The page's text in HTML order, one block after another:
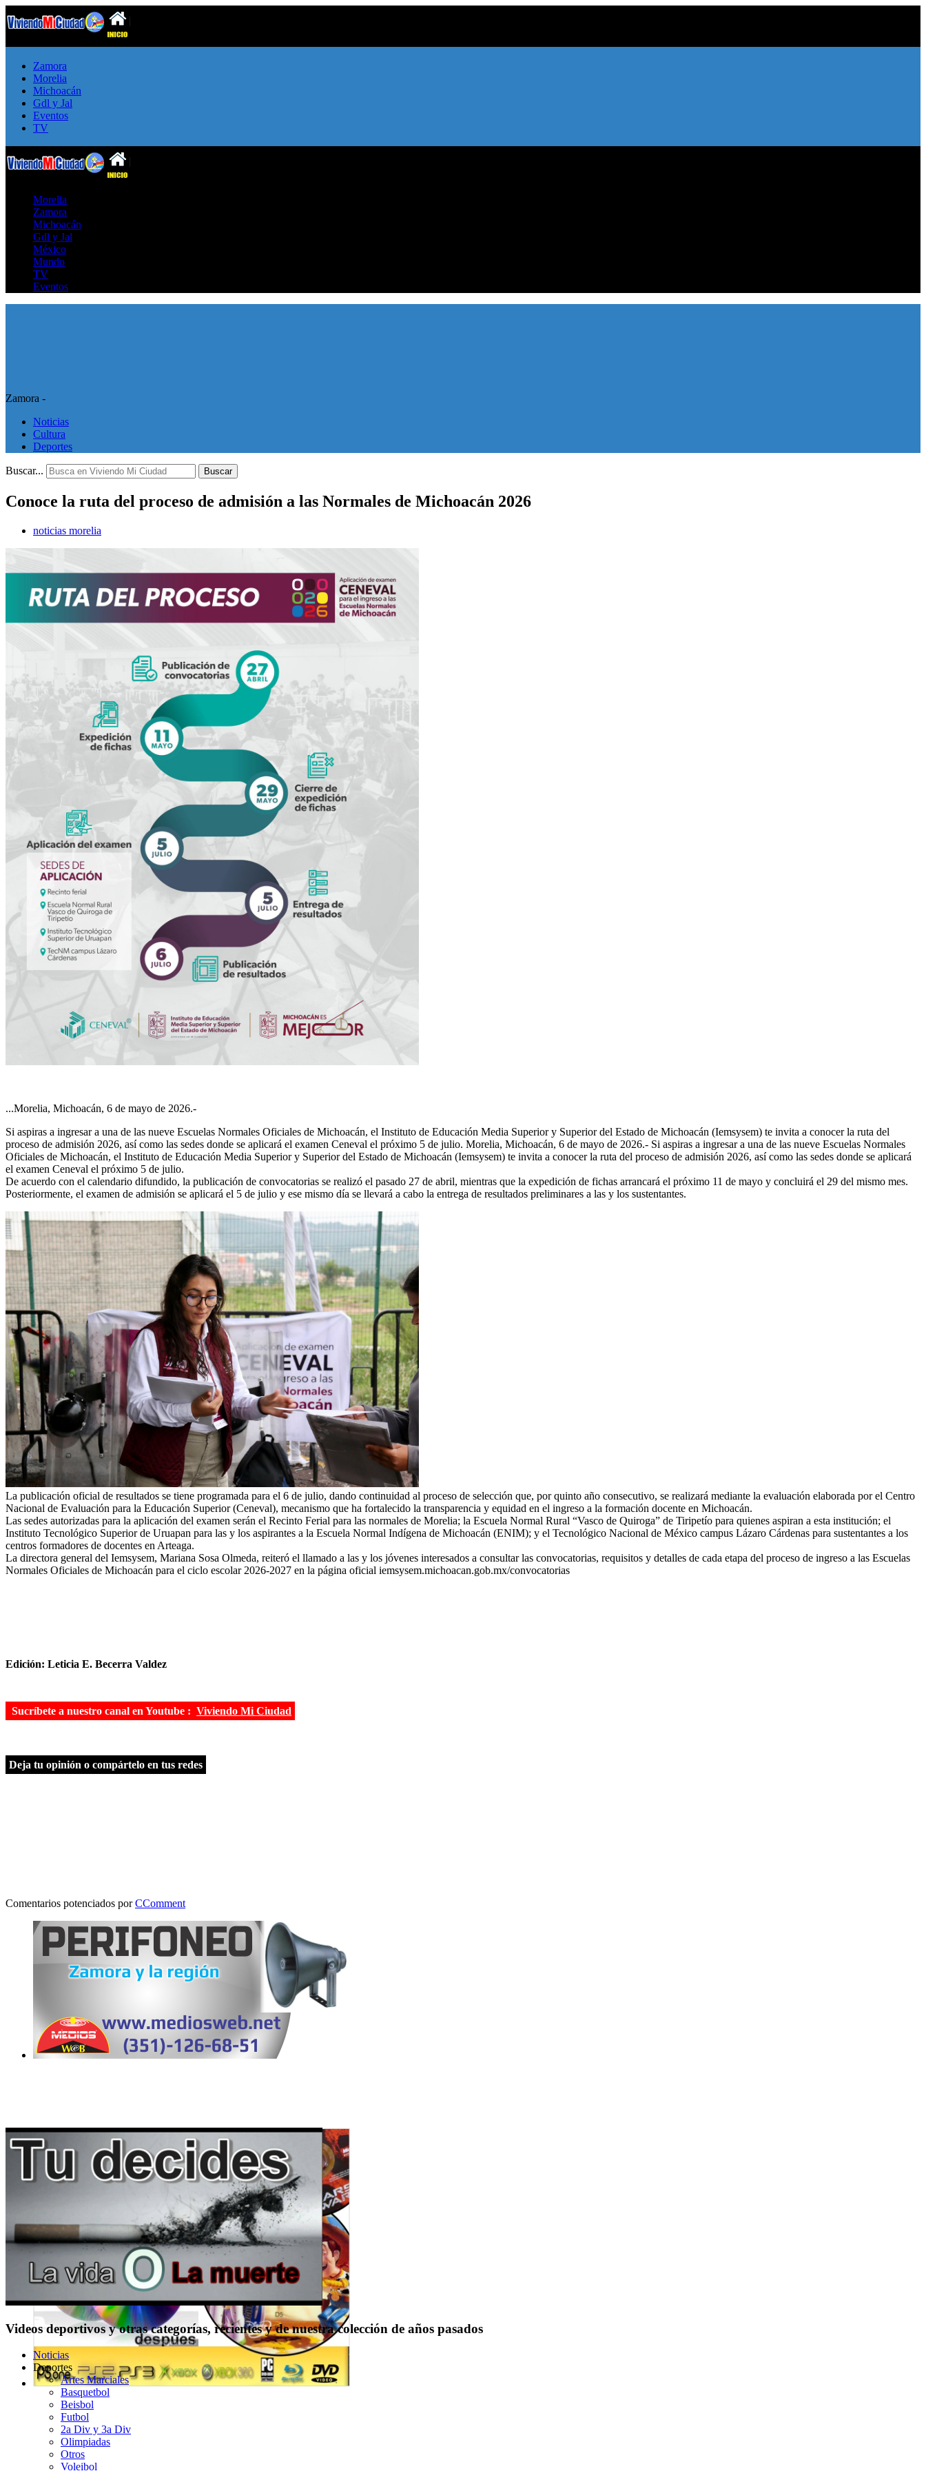
Zamora
Morelia
Michoacán
Gdl y Jal
Eventos
TV
Morelia
Zamora
Michoacán
Gdl y Jal
México
Mundo
TV
Eventos
Zamora -
Noticias
Cultura
Deportes
Buscar... Buscar
Conoce la ruta del proceso de admisión a las Normales de Michoacán 2026
noticias morelia
...Morelia, Michoacán, 6 de mayo de 2026.-
Si aspiras a ingresar a una de las nueve Escuelas Normales Oficiales de Michoacán, el Instituto de Educación Media Superior y Superior del Estado de Michoacán (Iemsysem) te invita a conocer la ruta del
proceso de admisión 2026, así como las sedes donde se aplicará el examen Ceneval el próximo 5 de julio. Morelia, Michoacán, 6 de mayo de 2026.- Si aspiras a ingresar a una de las nueve Escuelas Normales
Oficiales de Michoacán, el Instituto de Educación Media Superior y Superior del Estado de Michoacán (Iemsysem) te invita a conocer la ruta del proceso de admisión 2026, así como las sedes donde se aplicará
el examen Ceneval el próximo 5 de julio.
De acuerdo con el calendario difundido, la publicación de convocatorias se realizó el pasado 27 de abril, mientras que la expedición de fichas arrancará el próximo 11 de mayo y concluirá el 29 del mismo mes.
Posteriormente, el examen de admisión se aplicará el 5 de julio y ese mismo día se llevará a cabo la entrega de resultados preliminares a las y los sustentantes.
La publicación oficial de resultados se tiene programada para el 6 de julio, dando continuidad al proceso de selección que, por quinto año consecutivo, se realizará mediante la evaluación elaborada por el Centro
Nacional de Evaluación para la Educación Superior (Ceneval), mecanismo que ha fortalecido la transparencia y equidad en el ingreso a la formación docente en Michoacán.
Las sedes autorizadas para la aplicación del examen serán el Recinto Ferial para las normales de Morelia; la Escuela Normal Rural “Vasco de Quiroga” de Tiripetío para quienes aspiran a esta institución; el
Instituto Tecnológico Superior de Uruapan para las y los aspirantes a la Escuela Normal Indígena de Michoacán (ENIM); y el Tecnológico Nacional de México campus Lázaro Cárdenas para sustentantes a los
centros formadores de docentes en Arteaga.
La directora general del Iemsysem, Mariana Sosa Olmeda, reiteró el llamado a las y los jóvenes interesados a consultar las convocatorias, requisitos y detalles de cada etapa del proceso de ingreso a las Escuelas
Normales Oficiales de Michoacán para el ciclo escolar 2026-2027 en la página oficial iemsysem.michoacan.gob.mx/convocatorias
Edición: Leticia E. Becerra Valdez
Sucríbete a nuestro canal en Youtube : Viviendo Mi Ciudad
Deja tu opinión o compártelo en tus redes
Comentarios potenciados porCComment
Videos deportivos y otras categorías, recientes y de nuestra colección de años pasados
Noticias
Deportes
Artes Marciales
Basquetbol
Beisbol
Futbol
2a Div y 3a Div
Olimpiadas
Otros
Voleibol